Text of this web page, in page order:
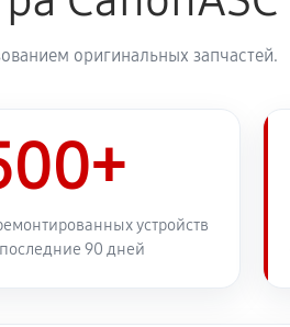
оригинальных запчастей.
устройств
90 дней